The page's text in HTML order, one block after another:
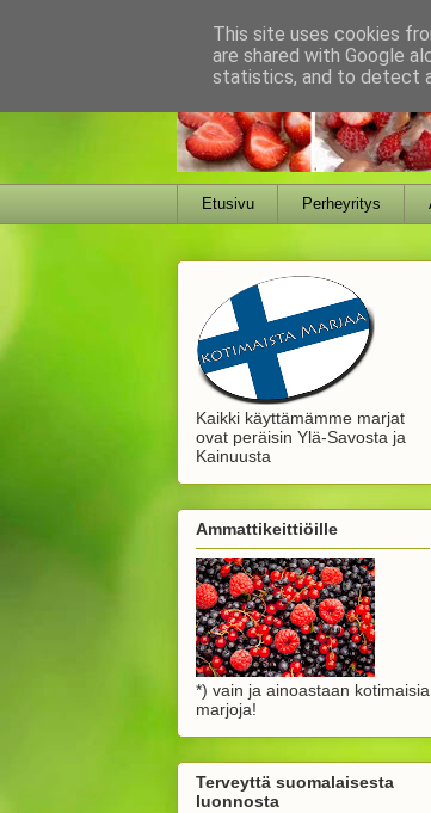
Etusivu Perheyritys
Kaikki käyttämämme marjat
ovat peräisin Ylä-Savosta ja
Kainuusta
Ammattikeittiöille
*) vain ja ainoastaan kotimaisia
marjoja!
Terveyttä suomalaisesta
luonnosta
This site uses cookies
are shared with Google
statistics, and to detect